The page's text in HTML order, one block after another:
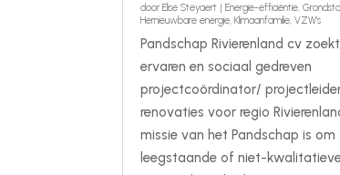
doorElise Steyaert |Energie-efficiëntie,
Hernieuwbare energie,Klimaanfamilie,VZW's
Pandschap Rivierenland cv
ervaren en sociaal gedreven
projectcoördinator/
renovaties voor regio
missie van het Pandschap is om
leegstaande of niet-